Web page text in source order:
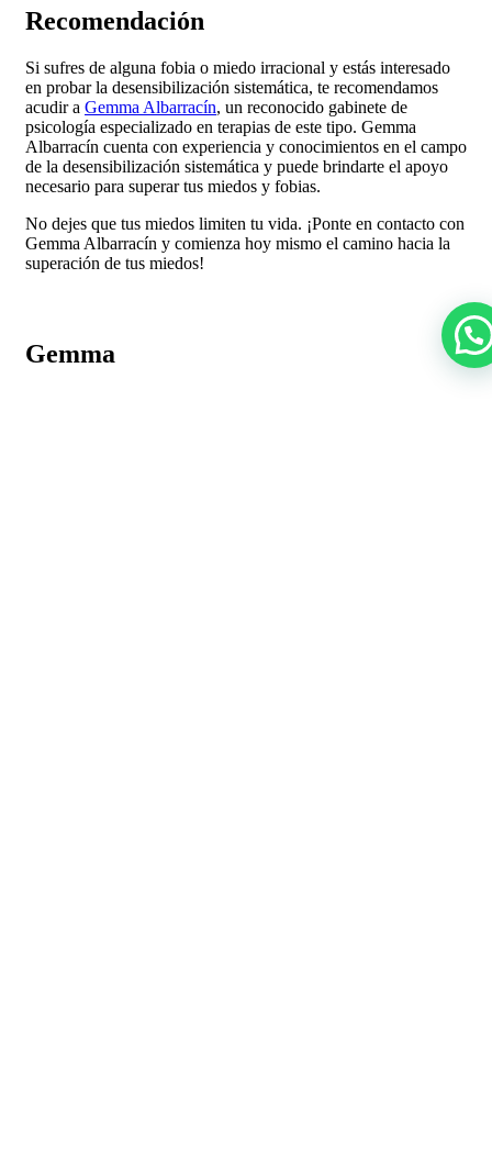
Recomendación
Si sufres de alguna fobia o miedo irracional y estás interesado
en probar la desensibilización sistemática, te recomendamos
acudir a Gemma Albarracín, un reconocido gabinete de
psicología especializado en terapias de este tipo. Gemma
Albarracín cuenta con experiencia y conocimientos en el campo
de la desensibilización sistemática y puede brindarte el apoyo
necesario para superar tus miedos y fobias.
No dejes que tus miedos limiten tu vida. ¡Ponte en contacto con
Gemma Albarracín y comienza hoy mismo el camino hacia la
superación de tus miedos!
Gemma